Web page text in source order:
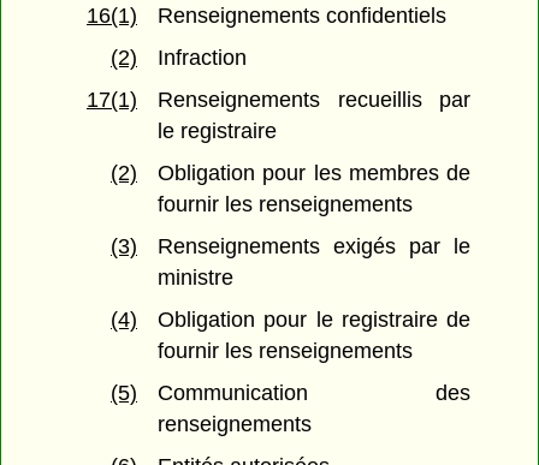
16(1)
Renseignements confidentiels
(2)
Infraction
17(1)
Renseignements recueillis par
le registraire
(2)
Obligation pour les membres de
fournir les renseignements
(3)
Renseignements exigés par le
ministre
(4)
Obligation pour le registraire de
fournir les renseignements
(5)
Communication des
renseignements